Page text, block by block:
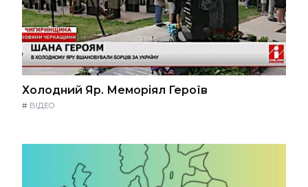
Холодний Яр. Меморіял Героїв
# ВІДЕО